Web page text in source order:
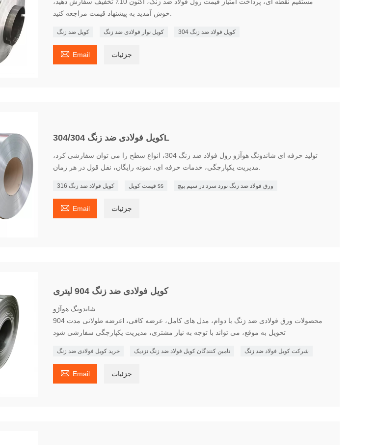
مستقیم نقطه ای، پرداخت امتیاز قیمت رول فولاد ضد زنگ، اکنون 10٪ تخفیف سفارش دهید،
خوش آمدید به پیشنهاد قیمت مراجعه کنید.
کویل ضد زنگ کویل نوار فولادی ضد زنگ کویل فولاد ضد زنگ 304
 Email جزئیات
کویل فولادی ضد زنگ 304/304L
تولید حرفه ای شاندونگ هوآژو رول فولاد ضد زنگ 304، انواع سطح را می توان سفارشی کرد،
کویل فولاد ضد زنگ 316 قیمت کویل ss ورق فولاد ضد زنگ نورد سرد در سیم پیچ
 Email جزئیات
کویل فولادی ضد زنگ 904 لیتری
شاندونگ هوآژو
عرضه طولانی مدت 904l محصولات ورق فولادی ضد زنگ با دوام، مدل های کامل، عرضه کافی،
تحویل به موقع، می تواند با توجه به نیاز مشتری، مدیریت یکپارچگی سفارشی شود
خرید کویل فولادی ضد زنگ تامین کنندگان کویل فولاد ضد زنگ نزدیک شرکت کویل فولاد ضد زنگ
 Email جزئیات